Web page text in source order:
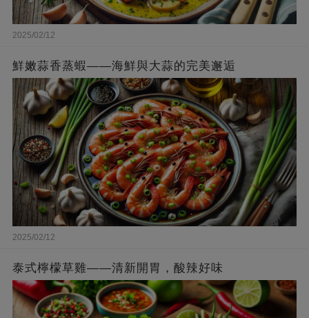
2025/02/12
鮮嫩蒜香蒸蝦——海鮮與大蒜的完美邂逅
2025/02/12
泰式檸檬草雞——清新開胃，酸辣好味